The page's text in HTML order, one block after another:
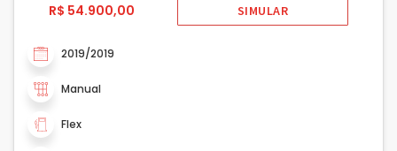
R$ 54.900,00
SIMULAR
2019/2019
Manual
Flex